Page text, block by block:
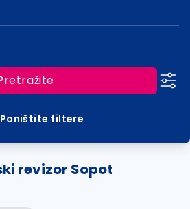
Poništite filtere
revizor Sopot